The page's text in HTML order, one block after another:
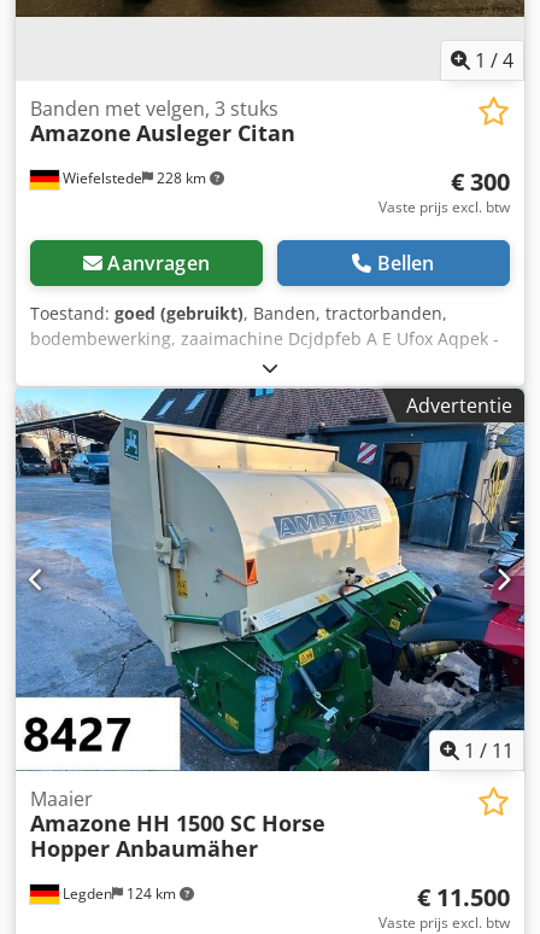
1 /4
Wiefelstede 228 km
Banden met velgen, 3 stuks
Amazone Ausleger Citan
€ 300
Vaste prijs excl. btw
Aanvragen Bellen
Toestand: goed (gebruikt), Banden, tractorbanden,
bodembewerking, zaaimachine Dcjdpfeb A E Ufox Aqpek -
Aantal: 3x banden van een Amazone zaaimachine -
Bandenmaat -Naaf: Ø 40 mm -Afmeting: Ø 750 mm -
Totaalprijs: voor 3 banden -Gewicht: 51 kg/stukAdvertentie
1 / 11
Legden 124 km
Maaier
Amazone HH 1500 SC Horse
Hopper Anbaumäher
€ 11.500
Vaste prijs excl. btw